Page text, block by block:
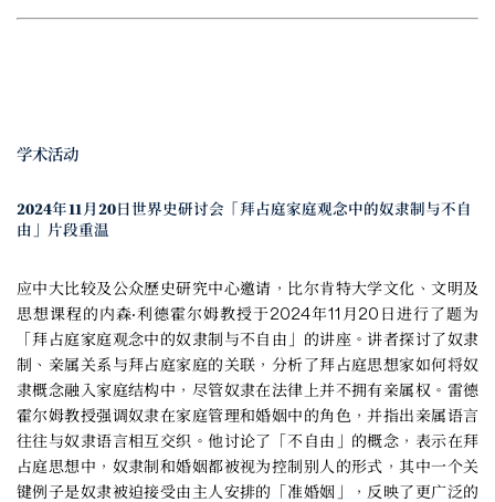
学术活动
2024年11月20日世界史研讨会「拜占庭家庭观念中的奴隶制与不自
由」片段重温
应中大比较及公众歷史研究中心邀请，比尔肯特大学文化、文明及
思想课程的内森·利德霍尔姆教授于2024年11月20日进行了题为
「拜占庭家庭观念中的奴隶制与不自由」的讲座。讲者探讨了奴隶
制、亲属关系与拜占庭家庭的关联，分析了拜占庭思想家如何将奴
隶概念融入家庭结构中，尽管奴隶在法律上并不拥有亲属权。雷德
霍尔姆教授强调奴隶在家庭管理和婚姻中的角色，并指出亲属语言
往往与奴隶语言相互交织。他讨论了「不自由」的概念，表示在拜
占庭思想中，奴隶制和婚姻都被视为控制别人的形式，其中一个关
键例子是奴隶被迫接受由主人安排的「准婚姻」，反映了更广泛的